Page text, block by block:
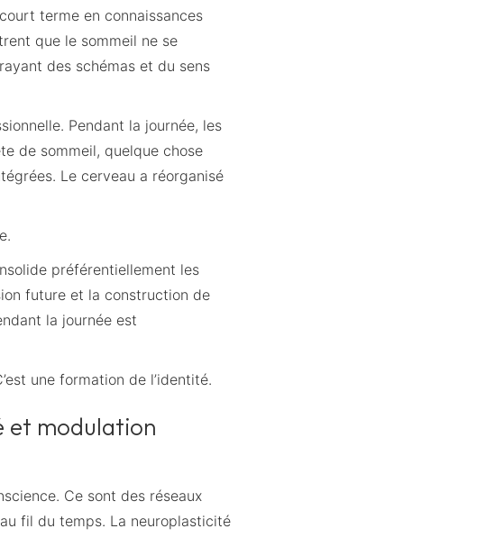
terme en connaissances
que le sommeil ne se
des schémas et du sens
Pendant la journée, les
de sommeil, quelque chose
Le cerveau a réorganisé
préférentiellement les
future et la construction de
la journée est
une formation de l’identité.
et modulation
Ce sont des réseaux
fil du temps. La neuroplasticité